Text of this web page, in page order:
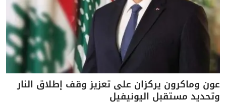
عون وماكرون يركزان على تعزيز وقف إطلاق النار
وتحديد مستقبل اليونيفيل